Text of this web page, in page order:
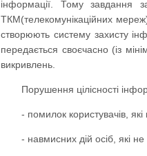
інформації. Тому завдання
ТКМ(телекомунікаційних мереж)
створюють систему захисту
передається своєчасно (із
викривлень.
Порушення цілісності
- помилок користувачів,
- навмисних дій осіб, які